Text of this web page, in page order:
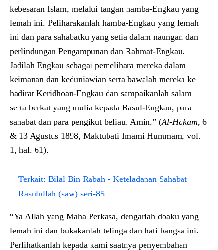
kebesaran Islam, melalui tangan hamba-Engkau yang
lemah ini. Peliharakanlah hamba-Engkau yang lemah
ini dan para sahabatku yang setia dalam naungan dan
perlindungan Pengampunan dan Rahmat-Engkau.
Jadilah Engkau sebagai pemelihara mereka dalam
keimanan dan keduniawian serta bawalah mereka ke
hadirat Keridhoan-Engkau dan sampaikanlah salam
serta berkat yang mulia kepada Rasul-Engkau, para
sahabat dan para pengikut beliau. Amin.” (Al-Hakam, 6
& 13 Agustus 1898, Maktubati Imami Hummam, vol.
1, hal. 61).
Terkait: Bilal Bin Rabah - Keteladanan Sahabat
Rasulullah (saw) seri-85
“Ya Allah yang Maha Perkasa, dengarlah doaku yang
lemah ini dan bukakanlah telinga dan hati bangsa ini.
Perlihatkanlah kepada kami saatnya penyembahan